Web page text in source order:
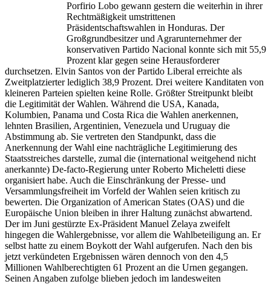
Porfirio Lobo gewann gestern die weiterhin in ihrer
Rechtmäßigkeit umstrittenen
Präsidentschaftswahlen in Honduras. Der
Großgrundbesitzer und Agrarunternehmer der
konservativen Partido Nacional konnte sich mit 55,9
Prozent klar gegen seine Herausforderer
durchsetzen. Elvin Santos von der Partido Liberal erreichte als
Zweitplatzierter lediglich 38,9 Prozent. Drei weitere Kanditaten von
kleineren Parteien spielten keine Rolle. Größter Streitpunkt bleibt
die Legitimität der Wahlen. Während die USA, Kanada,
Kolumbien, Panama und Costa Rica die Wahlen anerkennen,
lehnten Brasilien, Argentinien, Venezuela und Uruguay die
Abstimmung ab. Sie vertreten den Standpunkt, dass die
Anerkennung der Wahl eine nachträgliche Legitimierung des
Staatsstreiches darstelle, zumal die (international weitgehend nicht
anerkannte) De-facto-Regierung unter Roberto Micheletti diese
organisiert habe. Auch die Einschränkung der Presse- und
Versammlungsfreiheit im Vorfeld der Wahlen seien kritisch zu
bewerten. Die Organization of American States (OAS) und die
Europäische Union bleiben in ihrer Haltung zunächst abwartend.
Der im Juni gestürzte Ex-Präsident Manuel Zelaya zweifelt
hingegen die Wahlergebnisse, vor allem die Wahlbeteiligung an. Er
selbst hatte zu einem Boykott der Wahl aufgerufen. Nach den bis
jetzt verkündeten Ergebnissen wären dennoch von den 4,5
Millionen Wahlberechtigten 61 Prozent an die Urnen gegangen.
Seinen Angaben zufolge blieben jedoch im landesweiten